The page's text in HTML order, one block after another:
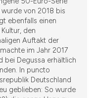
wurde von 2018 bis
ebenfalls einen
den
Auftakt der
im Jahr 2017
bei Degussa erhältlich
In puncto
Deutschland
geblieben: So wurde